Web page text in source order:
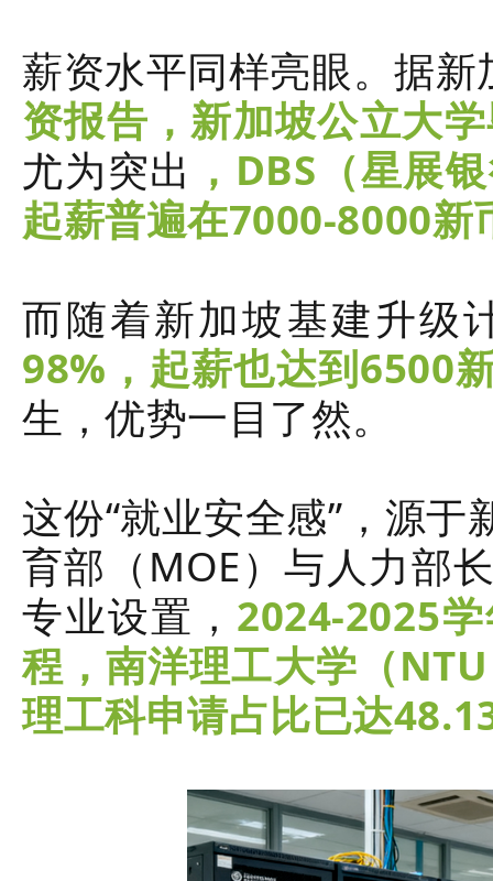
薪资水平同样亮眼。据
资报告，新加坡公立大
尤为突出 ，DBS（星展
起薪普遍在7000-8000新
而随着新加坡基建升级
98%，起薪也达到6500
生，优势一目了然。
这份“就业安全感”，源
育部（MOE）与人力部
专业设置， 2024-2025
程，南洋理工大学（NTU
理工科申请占比已达